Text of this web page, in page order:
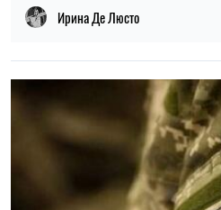
Ирина Де Люсто